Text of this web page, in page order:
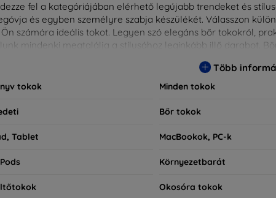
fel a kategóriájában elérhető legújabb trendeket és
és egyben személyre szabja készülékét. Válasszon
Ön számára ideális tokot. Legyen szó elegáns bőr tokokról,
mindenki megtalálja a stílusához leginkább illő darabot.
Több
tokok Minden tokok
Bőr tokok
Tablet MacBookok, PC-k
Környezetbarát
Okosóra tokok